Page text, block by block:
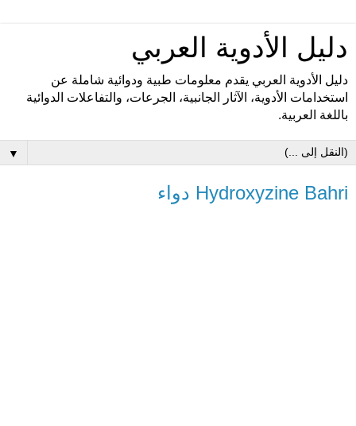
دليل الأدوية العربي
دليل الأدوية العربي يقدم معلومات طبية ودوائية شاملة عن
استخدامات الأدوية، الآثار الجانبية، الجرعات، والتفاعلات الدوائية
باللغة العربية.
▼
Hydroxyzine Bahri دواء